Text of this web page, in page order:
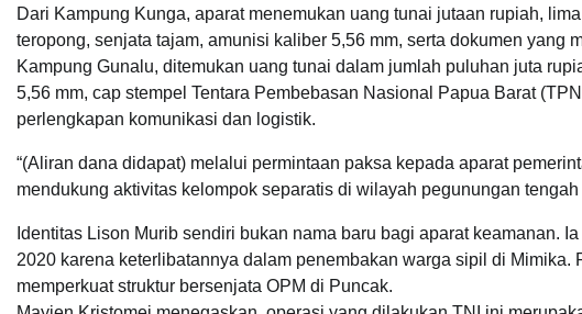
Dari Kampung Kunga, aparat menemukan uang tunai jutaan rupiah,
teropong, senjata tajam, amunisi kaliber 5,56 mm, serta dokumen
Kampung Gunalu, ditemukan uang tunai dalam jumlah puluhan juta
5,56 mm, cap stempel Tentara Pembebasan Nasional Papua Barat
perlengkapan komunikasi dan logistik.
“(Aliran dana didapat) melalui permintaan paksa kepada aparat
mendukung aktivitas kelompok separatis di wilayah pegunungan
Identitas Lison Murib sendiri bukan nama baru bagi aparat keamanan.
2020 karena keterlibatannya dalam penembakan warga sipil di
memperkuat struktur bersenjata OPM di Puncak.